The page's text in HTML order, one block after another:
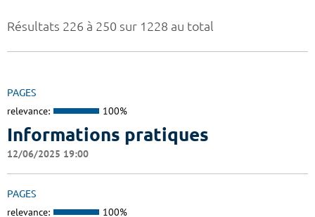
Résultats 226 à 250 sur 1228 au total
PAGES
relevance: 100%
Informations pratiques
12/06/2025 19:00
PAGES
relevance: 100%